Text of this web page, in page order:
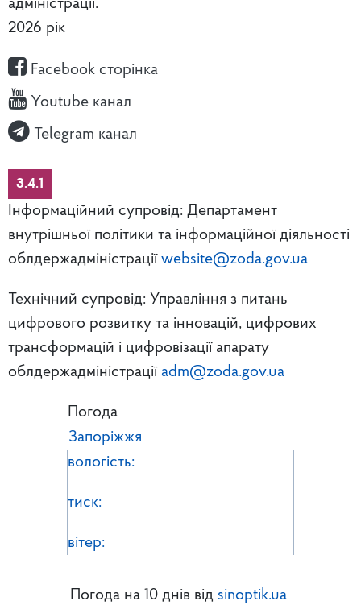
адміністрації.
2026 рік
Facebook сторінка
Youtube канал
Telegram канал
3.4.1
Інформаційний супровід: Департамент
внутрішньої політики та інформаційної діяльності
облдержадміністрації website@zoda.gov.ua
Технічний супровід: Управління з питань
цифрового розвитку та інновацій, цифрових
трансформацій і цифровізації апарату
облдержадміністрації adm@zoda.gov.ua
Погода
Запоріжжя
вологість:
тиск:
вітер:
Погода на 10 днів від sinoptik.ua